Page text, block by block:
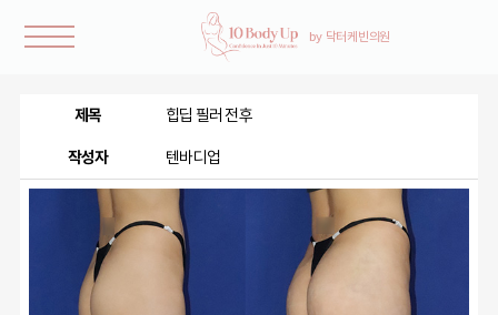
제목 힙딥 필러 전후
작성자 텐바디업